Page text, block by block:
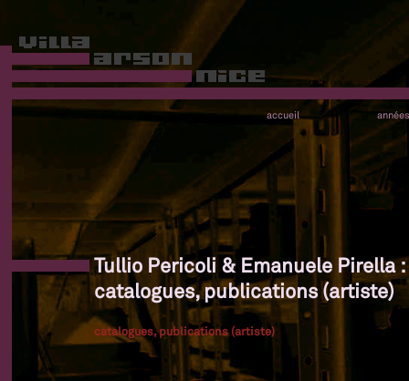
accueil années
Tullio Pericoli & Emanuele Pirella :
catalogues, publications (artiste)
catalogues, publications (artiste)